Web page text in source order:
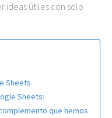
ideas útiles con sólo
Sheets
Sheets:
que hemos